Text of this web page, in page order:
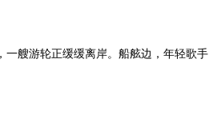
艘游轮正缓缓离岸。船舷边，年轻歌手